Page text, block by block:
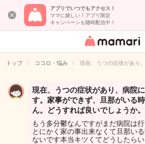
アプリでいつでもアクセス！
ママに嬉しい！アプリ限定
キャンペーンも随時配信中！
女性専用匿名QA
イト
トップ ココロ・悩み 現在、うつの症状があり
現在、うつの症状があり、病院
す。家事ができず、旦那がいる
ん。どうすれば良いでしょうか。
もう多分鬱なんですがまだ病院は
とにかく家の事出来なくて旦那い
ないです本当キツくてどうしたら